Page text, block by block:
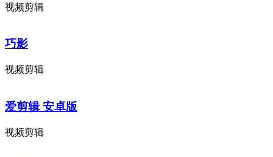
视频剪辑
巧影
视频剪辑
爱剪辑 安卓版
视频剪辑